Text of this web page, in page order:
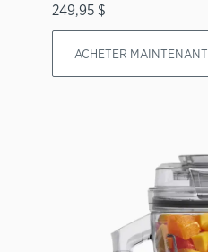
249,95 $
ACHETER MAINTENANT